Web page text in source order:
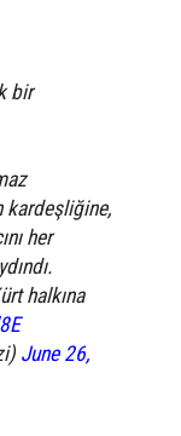
bir
kardeşliğine,
her
halkına
June 26,